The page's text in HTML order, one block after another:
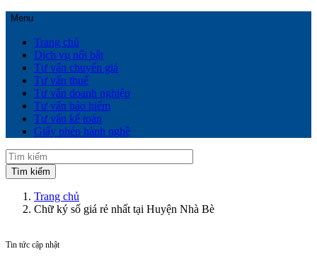
Menu
Trang chủ
Dịch vụ nổi bật
Tư vấn chuyển giá
Tư vấn thuế
Tư vấn doanh nghiệp
Tư vấn bảo hiểm
Tư vấn kế toán
Giấy phép hành nghề
Trang chủ
Chữ ký số giá rẻ nhất tại Huyện Nhà Bè
Tin tức cập nhật